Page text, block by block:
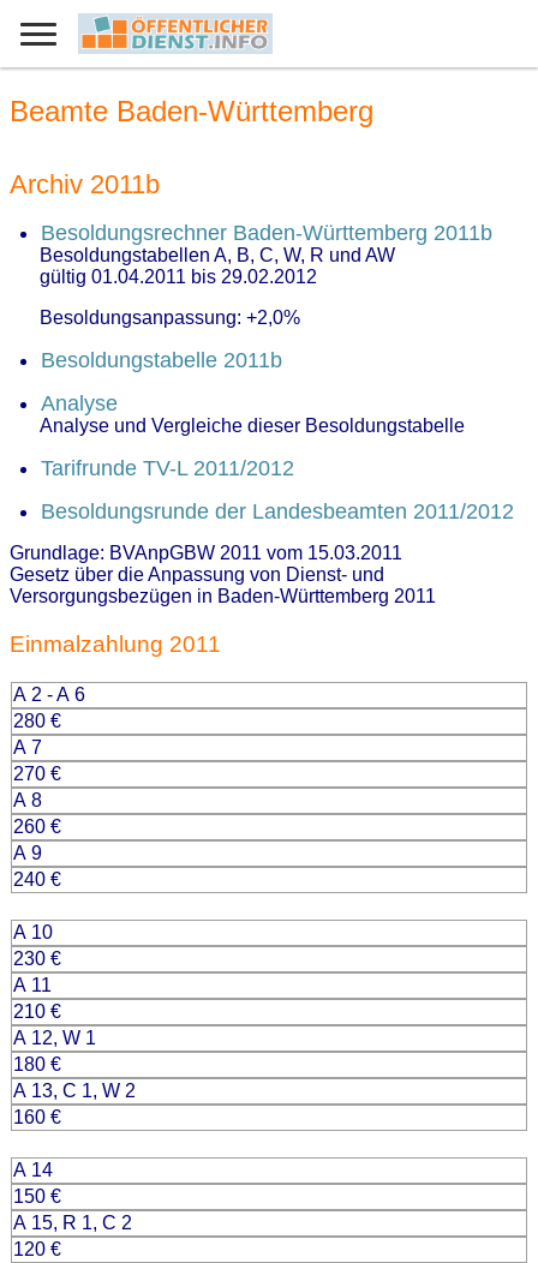
Beamte Baden-Württemberg
Archiv 2011b
Besoldungsrechner Baden-Württemberg 2011b
Besoldungstabellen A, B, C, W, R und AW
gültig 01.04.2011 bis 29.02.2012
Besoldungsanpassung: +2,0%
Besoldungstabelle 2011b
Analyse
Analyse und Vergleiche dieser Besoldungstabelle
Tarifrunde TV-L 2011/2012
Besoldungsrunde der Landesbeamten 2011/2012
Grundlage: BVAnpGBW 2011 vom 15.03.2011
Gesetz über die Anpassung von Dienst- und
Versorgungsbezügen in Baden-Württemberg 2011
Einmalzahlung 2011
A 2 - A 6
280 €
A 7
270 €
A 8
260 €
A 9
240 €
A 10
230 €
A 11
210 €
A 12, W 1
180 €
A 13, C 1, W 2
160 €
A 14
150 €
A 15, R 1, C 2
120 €